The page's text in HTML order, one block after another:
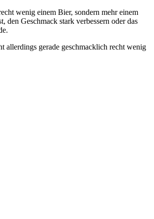
wenig einem Bier, sondern mehr einem
Geschmack stark verbessern oder das
allerdings gerade geschmacklich recht wenig